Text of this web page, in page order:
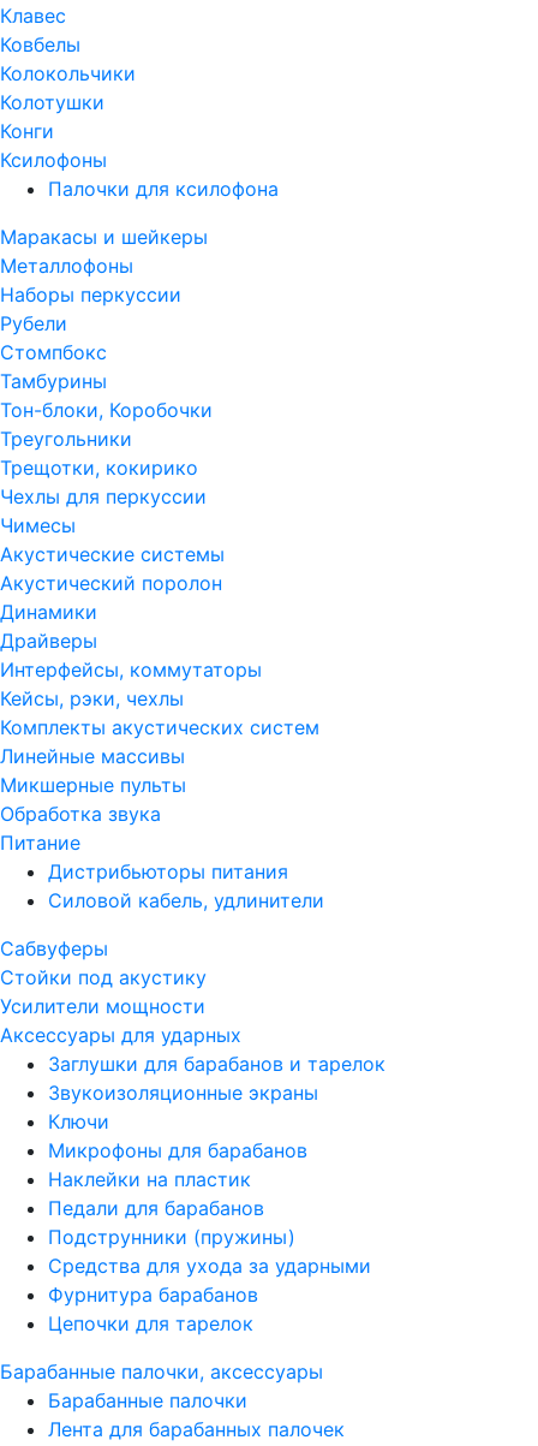
Клавес
Ковбелы
Колокольчики
Колотушки
Конги
Ксилофоны
Палочки для ксилофона
Маракасы и шейкеры
Металлофоны
Наборы перкуссии
Рубели
Стомпбокс
Тамбурины
Тон-блоки, Коробочки
Треугольники
Трещотки, кокирико
Чехлы для перкуссии
Чимесы
Акустические системы
Акустический поролон
Динамики
Драйверы
Интерфейсы, коммутаторы
Кейсы, рэки, чехлы
Комплекты акустических систем
Линейные массивы
Микшерные пульты
Обработка звука
Питание
Дистрибьюторы питания
Силовой кабель, удлинители
Сабвуферы
Стойки под акустику
Усилители мощности
Аксессуары для ударных
Заглушки для барабанов и тарелок
Звукоизоляционные экраны
Ключи
Микрофоны для барабанов
Наклейки на пластик
Педали для барабанов
Подструнники (пружины)
Средства для ухода за ударными
Фурнитура барабанов
Цепочки для тарелок
Барабанные палочки, аксессуары
Барабанные палочки
Лента для барабанных палочек